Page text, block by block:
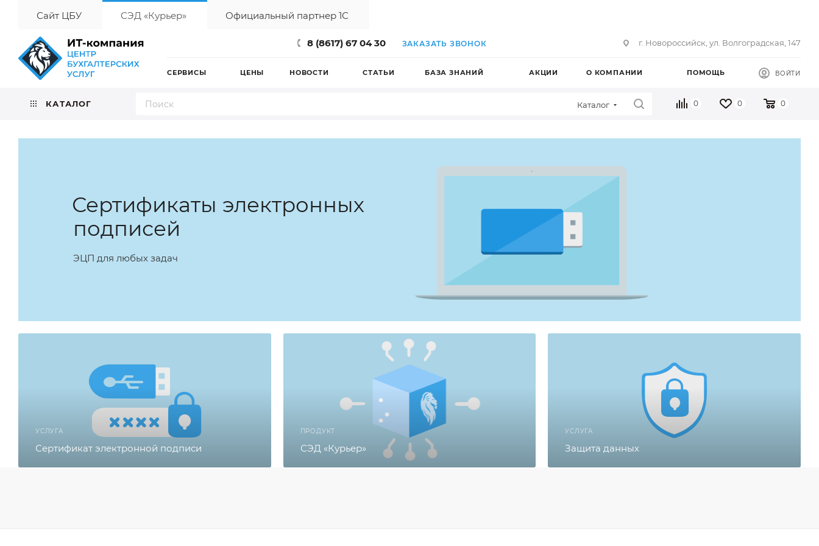
Сайт ЦБУ СЭД «Курьер» Официальный партнер 1С
8 (8617) 67 04 30 ЗАКАЗАТЬ ЗВОНОК г. Новороссийск, ул. Волгоградская, 147
СЕРВИСЫ ЦЕНЫ НОВОСТИ СТАТЬИ БАЗА ЗНАНИЙ АКЦИИ О КОМПАНИИ ПОМОЩЬ ВОЙТИ
0 0 0
КАТАЛОГ Каталог
Сертификаты электронных
подписей
ЭЦП для любых задач
УСЛУГА
Сертификат электронной подписи
ПРОДУКТ
СЭД «Курьер»
УСЛУГА
Защита данных